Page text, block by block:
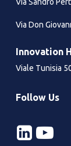
Via Don
Innovation
Viale Tunisia
Follow Us